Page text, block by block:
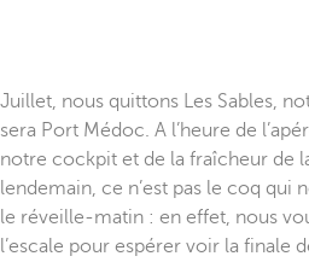
Juillet, nous quittons Les Sables,
sera Port Médoc. A l’heure de
notre cockpit et de la fraîcheur de
lendemain, ce n’est pas le coq qui
le réveille-matin : en effet, nous
l’escale pour espérer voir la finale